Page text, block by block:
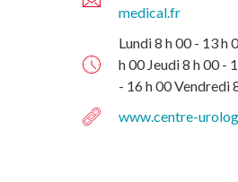
medical.fr
Lundi 8 h 00 - 13 h
h 00 Jeudi 8 h 00 -
- 16 h 00 Vendredi
www.centre-